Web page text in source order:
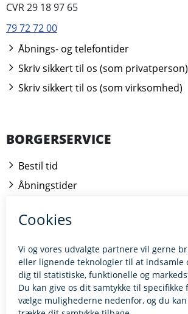
CVR 29 18 97 65
79 72 72 00
Åbnings- og telefontider
Skriv sikkert til os (som privatperson)
Skriv sikkert til os (som virksomhed)
BORGERSERVICE
Bestil tid
Åbningstider
Kontakt borgerrådgiveren
BILLUND.DK
Tilgængelighedserklæring